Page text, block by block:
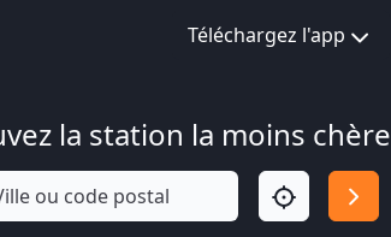
Téléchargez l'app
la station la moins chère